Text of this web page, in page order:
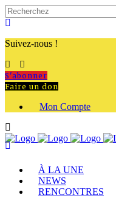
Suivez-nous !
S'abonner
Faire un don
Mon Compte
À LA UNE
NEWS
RENCONTRES